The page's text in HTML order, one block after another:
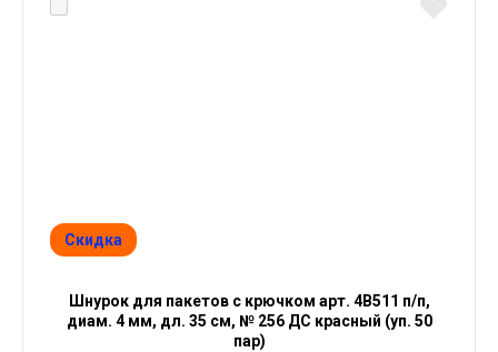
Скидка
Шнурок для пакетов с крючком арт. 4В511 п/п,
диам. 4 мм, дл. 35 см, № 256 ДС красный (уп. 50
пар)